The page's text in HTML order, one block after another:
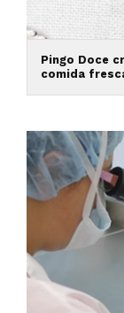
Pingo Doce
comida